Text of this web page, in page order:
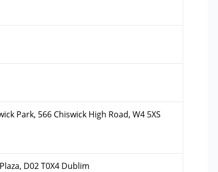
Park, 566 Chiswick High Road, W4 5XS
D02 T0X4 Dublim